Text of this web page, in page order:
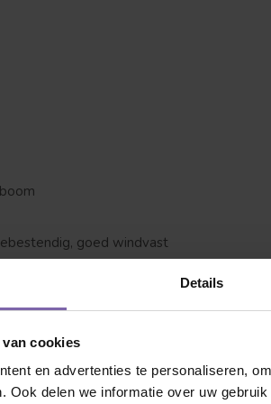
Details
cookies
en advertenties te personaliseren,
Ook delen we informatie over uw
goed windvast
alle aandacht en liefde om zo tot
over? Daarom even een korte uitleg
Dakvorm